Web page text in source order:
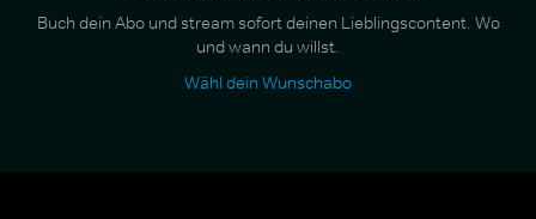
Buch dein Abo und stream sofort deinen Lieblingscontent. Wo
und wann du willst.
Wähl dein Wunschabo